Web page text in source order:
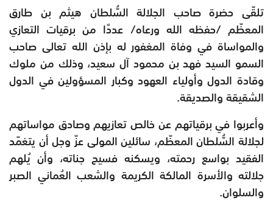
تلقّى حضرة صاحب الجلالة السُّلطان هيثم بن طارق
المعظّم /حفظه الله ورعاه/ عددًا من برقيات التعازي
والمواساة في وفاة المغفور له بإذن الله تعالى صاحب
السمو السيد فهد بن محمود آل سعيد، وذلك من ملوك
وقادة الدول وأولياء العهود وكبار المسؤولين في الدول
الشقيقة والصديقة.
وأعربوا في برقياتهم عن خالص تعازيهم وصادق مواساتهم
لجلالة السُّلطان المعظّم، سائلين المولى عزّ وجل أن يتغمّد
الفقيد بواسع رحمته، ويسكنه فسيح جناته، وأن يُلهم
جلالته والأسرة المالكة الكريمة والشعب العُماني الصبر
والسلوان.